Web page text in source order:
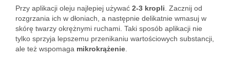
Przy aplikacji oleju najlepiej używać 2-3 kropli . Zacznij od
rozgrzania ich w dłoniach, a następnie delikatnie wmasuj w
skórę twarzy okrężnymi ruchami. Taki sposób aplikacji nie
tylko sprzyja lepszemu przenikaniu wartościowych substancji,
ale też wspomaga mikrokrążenie